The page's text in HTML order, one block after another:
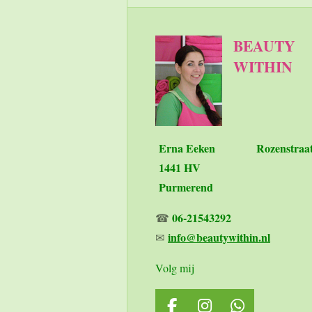
BEAUTY
WITHIN
Erna Eeken
1441 HV
Purmerend
☎ 06-21543292
✉ info@beautywithin.nl
Volg mij